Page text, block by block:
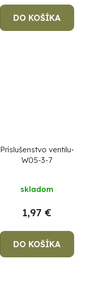
DO KOŠÍKA
Príslušenstvo ventilu-
W05-3-7
skladom
1,97 €
DO KOŠÍKA